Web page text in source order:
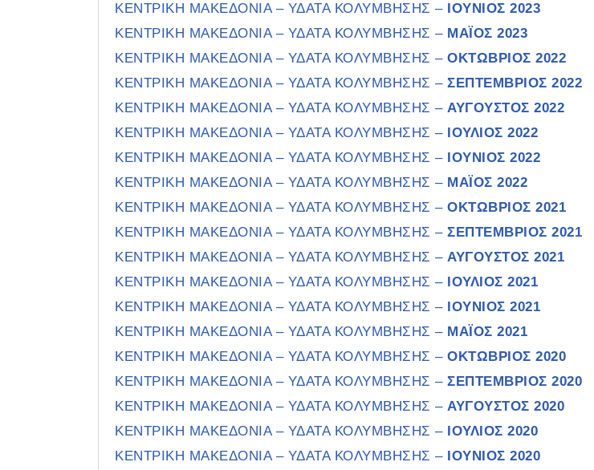
ΚΕΝΤΡΙΚΗ ΜΑΚΕΔΟΝΙΑ – ΥΔΑΤΑ ΚΟΛΥΜΒΗΣΗΣ – ΙΟΥΝΙΟΣ 2023
ΚΕΝΤΡΙΚΗ ΜΑΚΕΔΟΝΙΑ – ΥΔΑΤΑ ΚΟΛΥΜΒΗΣΗΣ – ΜΑΪΟΣ 2023
ΚΕΝΤΡΙΚΗ ΜΑΚΕΔΟΝΙΑ – ΥΔΑΤΑ ΚΟΛΥΜΒΗΣΗΣ – ΟΚΤΩΒΡΙΟΣ 2022
ΚΕΝΤΡΙΚΗ ΜΑΚΕΔΟΝΙΑ – ΥΔΑΤΑ ΚΟΛΥΜΒΗΣΗΣ – ΣΕΠΤΕΜΒΡΙΟΣ 2022
ΚΕΝΤΡΙΚΗ ΜΑΚΕΔΟΝΙΑ – ΥΔΑΤΑ ΚΟΛΥΜΒΗΣΗΣ – ΑΥΓΟΥΣΤΟΣ 2022
ΚΕΝΤΡΙΚΗ ΜΑΚΕΔΟΝΙΑ – ΥΔΑΤΑ ΚΟΛΥΜΒΗΣΗΣ – ΙΟΥΛΙΟΣ 2022
ΚΕΝΤΡΙΚΗ ΜΑΚΕΔΟΝΙΑ – ΥΔΑΤΑ ΚΟΛΥΜΒΗΣΗΣ – ΙΟΥΝΙΟΣ 2022
ΚΕΝΤΡΙΚΗ ΜΑΚΕΔΟΝΙΑ – ΥΔΑΤΑ ΚΟΛΥΜΒΗΣΗΣ – ΜΑΪΟΣ 2022
ΚΕΝΤΡΙΚΗ ΜΑΚΕΔΟΝΙΑ – ΥΔΑΤΑ ΚΟΛΥΜΒΗΣΗΣ – ΟΚΤΩΒΡΙΟΣ 2021
ΚΕΝΤΡΙΚΗ ΜΑΚΕΔΟΝΙΑ – ΥΔΑΤΑ ΚΟΛΥΜΒΗΣΗΣ – ΣΕΠΤΕΜΒΡΙΟΣ 2021
ΚΕΝΤΡΙΚΗ ΜΑΚΕΔΟΝΙΑ – ΥΔΑΤΑ ΚΟΛΥΜΒΗΣΗΣ – ΑΥΓΟΥΣΤΟΣ 2021
ΚΕΝΤΡΙΚΗ ΜΑΚΕΔΟΝΙΑ – ΥΔΑΤΑ ΚΟΛΥΜΒΗΣΗΣ – ΙΟΥΛΙΟΣ 2021
ΚΕΝΤΡΙΚΗ ΜΑΚΕΔΟΝΙΑ – ΥΔΑΤΑ ΚΟΛΥΜΒΗΣΗΣ – ΙΟΥΝΙΟΣ 2021
ΚΕΝΤΡΙΚΗ ΜΑΚΕΔΟΝΙΑ – ΥΔΑΤΑ ΚΟΛΥΜΒΗΣΗΣ – ΜΑΪΟΣ 2021
ΚΕΝΤΡΙΚΗ ΜΑΚΕΔΟΝΙΑ – ΥΔΑΤΑ ΚΟΛΥΜΒΗΣΗΣ – ΟΚΤΩΒΡΙΟΣ 2020
ΚΕΝΤΡΙΚΗ ΜΑΚΕΔΟΝΙΑ – ΥΔΑΤΑ ΚΟΛΥΜΒΗΣΗΣ – ΣΕΠΤΕΜΒΡΙΟΣ 2020
ΚΕΝΤΡΙΚΗ ΜΑΚΕΔΟΝΙΑ – ΥΔΑΤΑ ΚΟΛΥΜΒΗΣΗΣ – ΑΥΓΟΥΣΤΟΣ 2020
ΚΕΝΤΡΙΚΗ ΜΑΚΕΔΟΝΙΑ – ΥΔΑΤΑ ΚΟΛΥΜΒΗΣΗΣ – ΙΟΥΛΙΟΣ 2020
ΚΕΝΤΡΙΚΗ ΜΑΚΕΔΟΝΙΑ – ΥΔΑΤΑ ΚΟΛΥΜΒΗΣΗΣ – ΙΟΥΝΙΟΣ 2020